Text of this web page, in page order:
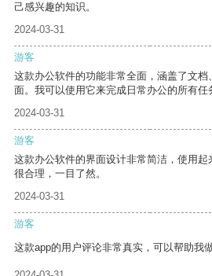
己感兴趣的知识。
2024-03-31
游客
这款办公软件的功能非常全面，涵盖了文
面。我可以使用它来完成日常办公的所有任
2024-03-31
游客
这款办公软件的界面设计非常简洁，使用
很合理，一目了然。
2024-03-31
游客
这款app的用户评论非常真实，可以帮助我